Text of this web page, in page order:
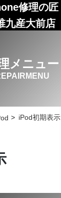
修理の匠
九産大前店
メニュー
iPod初期表示